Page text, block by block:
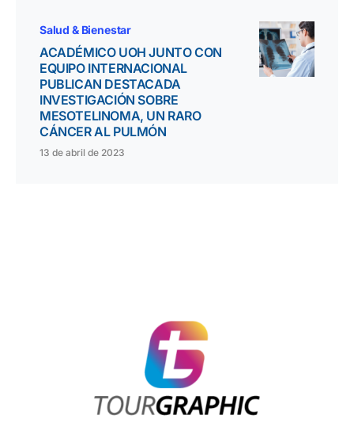
Salud & Bienestar
ACADÉMICO UOH JUNTO CON
EQUIPO INTERNACIONAL
PUBLICAN DESTACADA
INVESTIGACIÓN SOBRE
MESOTELINOMA, UN RARO
CÁNCER AL PULMÓN
13 de abril de 2023